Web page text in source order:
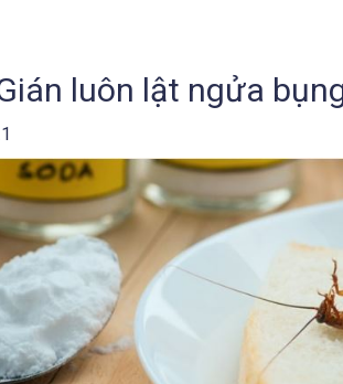
luôn lật ngửa